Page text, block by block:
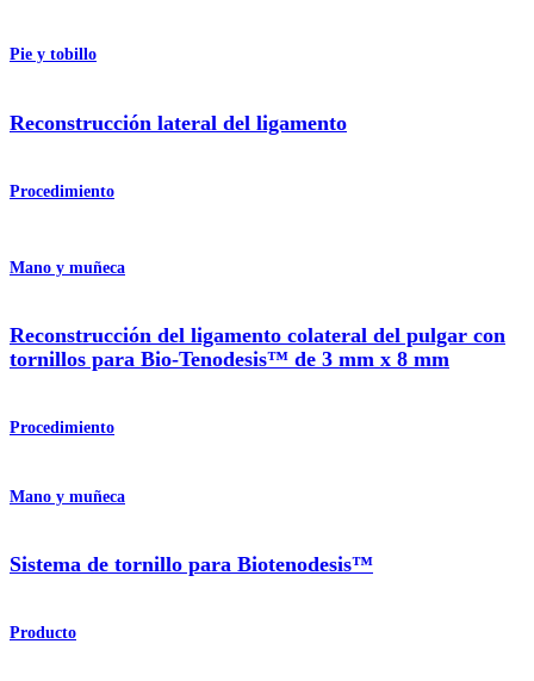
Pie y tobillo
Reconstrucción lateral del ligamento
Procedimiento
Mano y muñeca
Reconstrucción del ligamento colateral del pulgar con
tornillos para Bio-Tenodesis™ de 3 mm x 8 mm
Procedimiento
Mano y muñeca
Sistema de tornillo para Biotenodesis™
Producto